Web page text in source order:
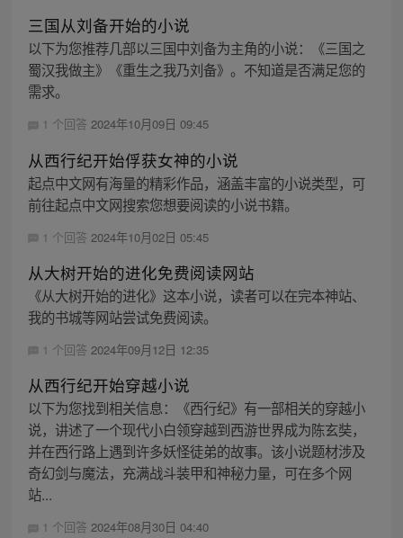
三国从刘备开始的小说
以下为您推荐几部以三国中刘备为主角的小说：《三国之
蜀汉我做主》《重生之我乃刘备》。不知道是否满足您的
需求。
1 个回答 2024年10月09日 09:45
从西行纪开始俘获女神的小说
起点中文网有海量的精彩作品，涵盖丰富的小说类型，可
前往起点中文网搜索您想要阅读的小说书籍。
1 个回答 2024年10月02日 05:45
从大树开始的进化免费阅读网站
《从大树开始的进化》这本小说，读者可以在完本神站、
我的书城等网站尝试免费阅读。
1 个回答 2024年09月12日 12:35
从西行纪开始穿越小说
以下为您找到相关信息：《西行纪》有一部相关的穿越小
说，讲述了一个现代小白领穿越到西游世界成为陈玄奘，
并在西行路上遇到许多妖怪徒弟的故事。该小说题材涉及
奇幻剑与魔法，充满战斗装甲和神秘力量，可在多个网
站...
1 个回答 2024年08月30日 04:40